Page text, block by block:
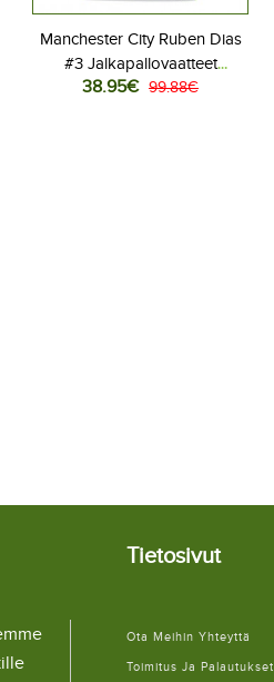
Manchester City Ruben Dias
#3 Jalkapallovaatteet
Kolmaspaita 2025-26
38.95€ 99.88€
Tietosivut
Ota Meihin Yhteyttä
Toimitus Ja Palautukset